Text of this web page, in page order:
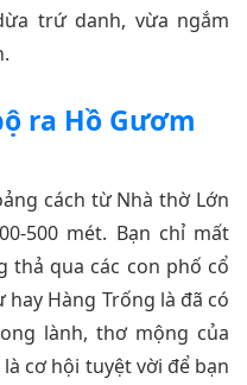
trứ danh, vừa ngắm
ra Hồ Gươm
cách từ Nhà thờ Lớn
500 mét. Bạn chỉ mất
thả qua các con phố cổ
hay Hàng Trống là đã có
lành, thơ mộng của
cơ hội tuyệt vời để bạn